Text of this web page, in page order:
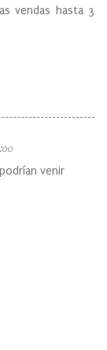
vendas hasta 3
venir